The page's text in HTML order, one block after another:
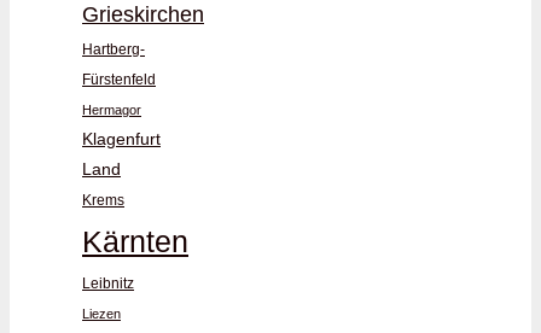
Grieskirchen
Hartberg-
Fürstenfeld
Hermagor
Klagenfurt
Land
Krems
Kärnten
Leibnitz
Liezen